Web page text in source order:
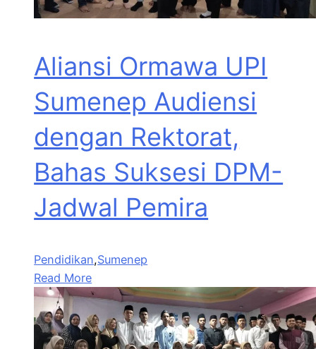
Aliansi Ormawa UPI
Sumenep Audiensi
dengan Rektorat,
Bahas Suksesi DPM-
Jadwal Pemira
Pendidikan,Sumenep
Read More